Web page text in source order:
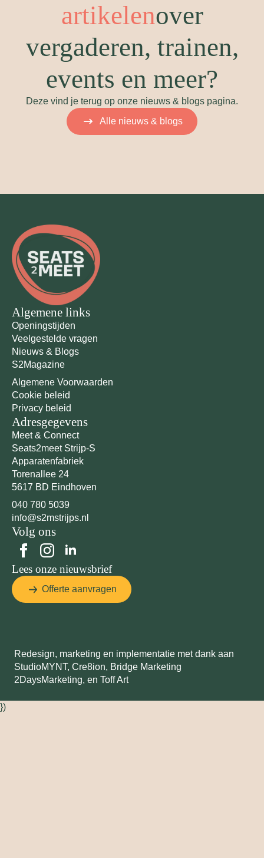
artikelenover
vergaderen, trainen,
events en meer?
Deze vind je terug op onze nieuws & blogs pagina.
Alle nieuws & blogs
Algemene links
Openingstijden
Veelgestelde vragen
Nieuws & Blogs
S2Magazine
Algemene Voorwaarden
Cookie beleid
Privacy beleid
Adresgegevens
Meet & Connect
Seats2meet Strijp-S
Apparatenfabriek
Torenallee 24
5617 BD Eindhoven
040 780 5039
info@s2mstrijps.nl
Volg ons
Lees onze nieuwsbrief
Offerte aanvragen
Redesign, marketing en implementatie met dank aan
StudioMYNT, Cre8ion, Bridge Marketing
2DaysMarketing, en Toff Art
})